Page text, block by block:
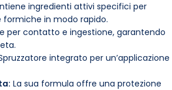
ingredienti attivi specifici per
in modo rapido.
per contatto e ingestione, garantendo
integrato per un’applicazione
La sua formula offre una protezione